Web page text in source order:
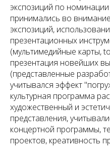
экспозиций по
принимались во
экспозиций,
презентационных
(мультимедийные карты,
презентация новейших
(представленные
учитывался эффект
культурная программа
художественный и
представления,
концертной программы,
проектов, креативность